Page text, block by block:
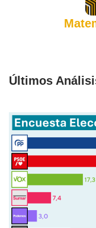
Últimos